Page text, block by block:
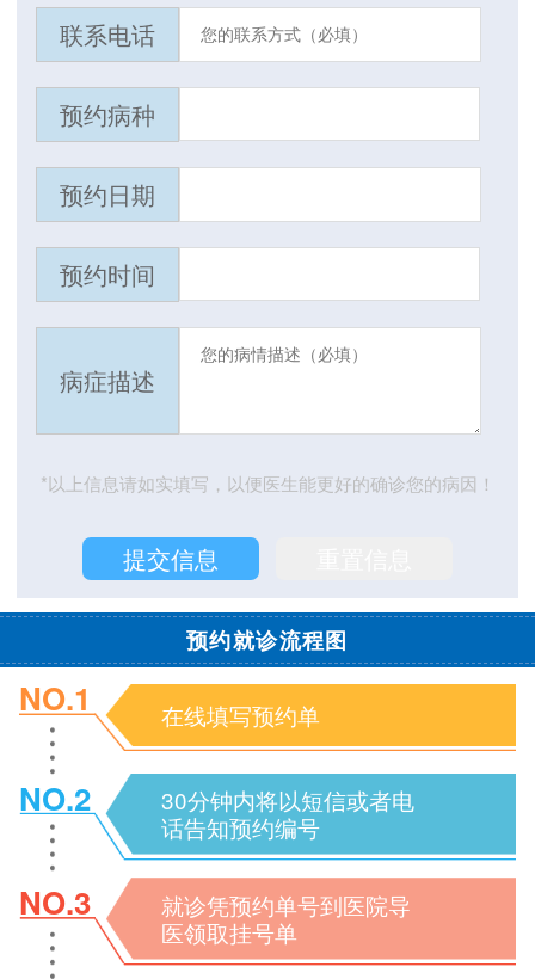
联系电话
预约病种
预约日期
预约时间
病症描述
*以上信息请如实填写，以便医生能更好的确诊您的病因！
预约就诊流程图
NO.1 在线填写预约单
NO.2
30分钟内将以短信或者电
话告知预约编号
NO.3
就诊凭预约单号到医院导
医领取挂号单